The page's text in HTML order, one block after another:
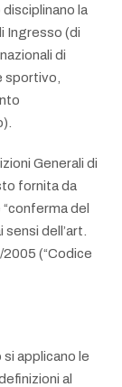
la
Ingresso (di
di
Generali di
fornita da
del
dell’art.
(“Codice
applicano le
al